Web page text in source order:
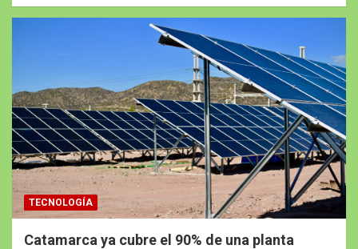
TECNOLOGÍA
Catamarca ya cubre el 90% de una planta